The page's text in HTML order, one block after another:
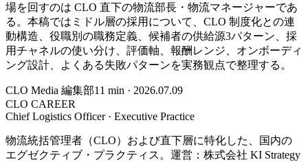
場を回すのは CLO 直下の物流部長・物流マネージャーであ
る。本稿ではミドル層の採用について、CLO 制度化との連
動構造、役職別の職務定義、候補者の供給源3パターン、採
用チャネルの使い分け、評価軸、報酬レンジ、オンボーディ
ング設計、よくある失敗パターンを実務観点で整理する。
CLO Media 編集部11 min · 2026.07.09
CLO CAREER
Chief Logistics Officer · Executive Practice
物流統括管理者（CLO）および直下層に特化した、国内の
エグゼクティブ・プラクティス。運営：株式会社 KI Strategy